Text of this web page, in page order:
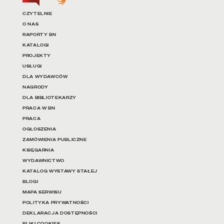
Linki do najważniejszych
CZYTELNIE
O NAS
RAPORTY BN
KATALOGI
PROJEKTY
USŁUGI
DLA WYDAWCÓW
NAGRODY
DLA BIBLIOTEKARZY
PRACA W BN
PRACA
OGŁOSZENIA
ZAMÓWIENIA PUBLICZNE
KSIĘGARNIA
WYDAWNICTWO
KATALOG WYSTAWY STAŁEJ
BLOGI
MAPA SERWISU
POLITYKA PRYWATNOŚCI
DEKLARACJA DOSTĘPNOŚCI